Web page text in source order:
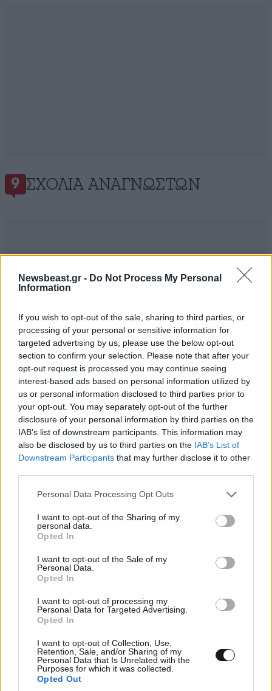
Newsbeast.gr - Do Not Process My Personal
Information
If you wish to opt-out of the sale, sharing to third parties, or
processing of your personal or sensitive information for
targeted advertising by us, please use the below opt-out
section to confirm your selection. Please note that after your
opt-out request is processed you may continue seeing
interest-based ads based on personal information utilized by
us or personal information disclosed to third parties prior to
your opt-out. You may separately opt-out of the further
disclosure of your personal information by third parties on the
IAB’s list of downstream participants. This information may
also be disclosed by us to third parties on the IAB’s List of
Downstream Participants that may further disclose it to other
Please note that this website/app uses one or more Google
not limited to your visit or usage behaviour. You may click to
grant or deny consent to Google and its third-party tags to
use your data for below specified purposes in below Google
consent section.
Personal Data Processing Opt Outs
I want to opt-out of the Sharing of my
personal data.
Opted In
I want to opt-out of the Sale of my
Personal Data.
Opted In
I want to opt-out of processing my
Personal Data for Targeted Advertising.
Opted In
I want to opt-out of Collection, Use,
Retention, Sale, and/or Sharing of my
Personal Data that Is Unrelated with the
Purposes for which it was collected.
Opted Out
9 ΣΧΌΛΙΑ ΑΝΑΓΝΩΣΤΏΝ
ΠΡΟΣΘΕΣΤΕ ΤΟ ΣΧΟΛΙΟ ΣΑΣ
Xαρακτήρες: 0/1000
Διαβάστε και ακολουθήστε τους κανόνες σχολιασμού
ΠΡΟΣΘΗΚΗ
ο μέσος σχολιαστής
ξέρει καλύτερα από δικαιοσύνη, γιατί... απλά ξέρει,
έχει την 6η αίσθηση...
Απαντήστε